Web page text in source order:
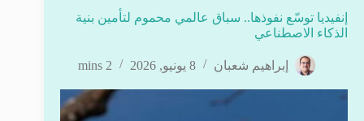
إنفيديا توسّع نفوذها.. سباق عالمي محموم لتأمين بنية
الذكاء الاصطناعي
إبراهيم شعبان 8 يونيو, 2026 2 mins